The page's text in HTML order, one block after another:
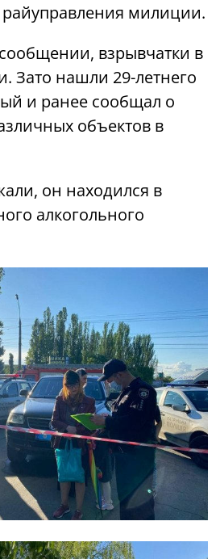
райуправления милиции.
взрывчатки в
Зато нашли 29-летнего
и ранее сообщал о
объектов в
он находился в
алкогольного